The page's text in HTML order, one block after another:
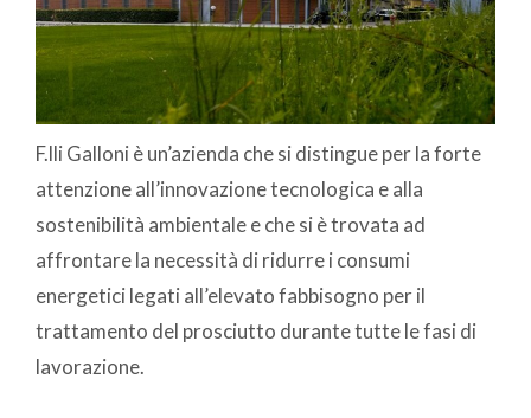
F.lli Galloni è un’azienda che si distingue per la forte
attenzione all’innovazione tecnologica e alla
sostenibilità ambientale e che si è trovata ad
affrontare la necessità di ridurre i consumi
energetici legati all’elevato fabbisogno per il
trattamento del prosciutto durante tutte le fasi di
lavorazione.